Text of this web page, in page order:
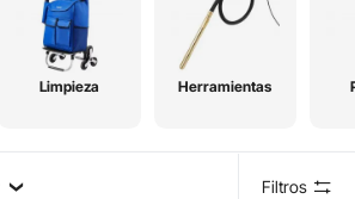
Limpieza Herramientas
Filtros